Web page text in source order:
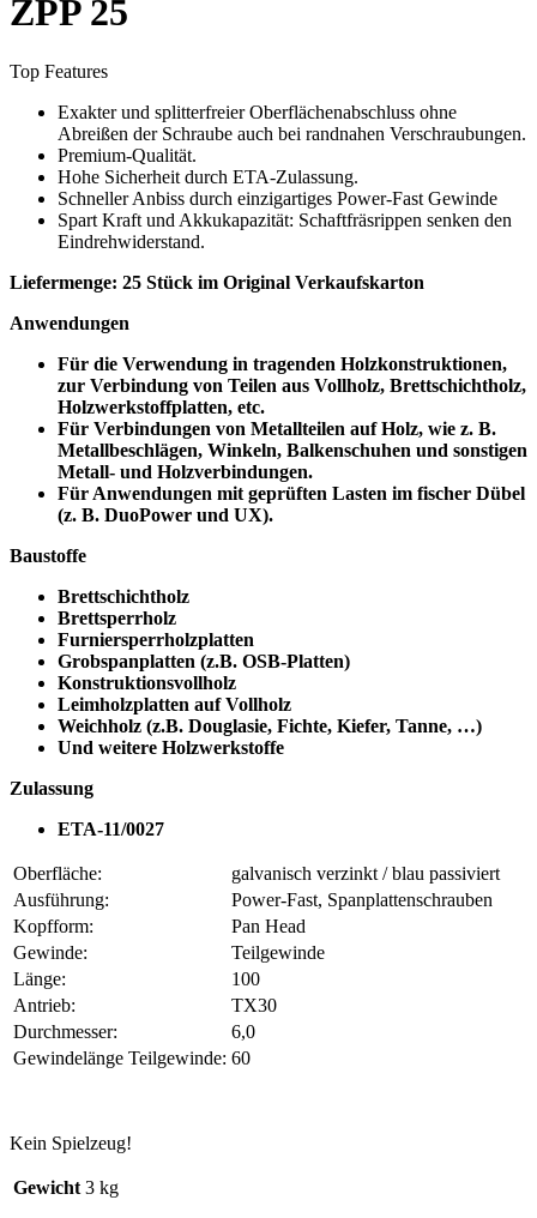
ZPP 25
Top Features
Exakter und splitterfreier Oberflächenabschluss ohne
Abreißen der Schraube auch bei randnahen Verschraubungen.
Premium-Qualität.
Hohe Sicherheit durch ETA-Zulassung.
Schneller Anbiss durch einzigartiges Power-Fast Gewinde
Spart Kraft und Akkukapazität: Schaftfräsrippen senken den
Eindrehwiderstand.
Liefermenge: 25 Stück im Original Verkaufskarton
Anwendungen
Für die Verwendung in tragenden Holzkonstruktionen,
zur Verbindung von Teilen aus Vollholz, Brettschichtholz,
Holzwerkstoffplatten, etc.
Für Verbindungen von Metallteilen auf Holz, wie z. B.
Metallbeschlägen, Winkeln, Balkenschuhen und sonstigen
Metall- und Holzverbindungen.
Für Anwendungen mit geprüften Lasten im fischer Dübel
(z. B. DuoPower und UX).
Baustoffe
Brettschichtholz
Brettsperrholz
Furniersperrholzplatten
Grobspanplatten (z.B. OSB-Platten)
Konstruktionsvollholz
Leimholzplatten auf Vollholz
Weichholz (z.B. Douglasie, Fichte, Kiefer, Tanne, …)
Und weitere Holzwerkstoffe
Zulassung
ETA-11/0027
Oberfläche:
galvanisch verzinkt / blau passiviert
Ausführung:
Power-Fast, Spanplattenschrauben
Kopfform:
Pan Head
Gewinde:
Teilgewinde
Länge:
100
Antrieb:
TX30
Durchmesser:
6,0
Gewindelänge Teilgewinde: 60
Kein Spielzeug!
Gewicht 3 kg